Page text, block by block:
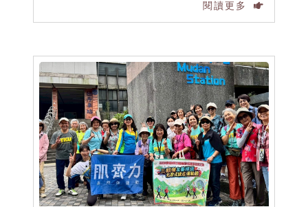
閱讀更多